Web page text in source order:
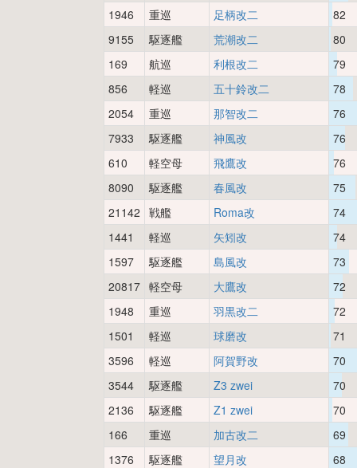
1946
重巡 足柄改二
82
9155
駆逐艦 荒潮改二
80
169
航巡 利根改二
79
856
軽巡 五十鈴改二
78
2054
重巡 那智改二
76
7933
駆逐艦 神風改
76
610
軽空母 飛鷹改
76
8090
駆逐艦 春風改
75
21142 戦艦 Roma改
74
1441
軽巡 矢矧改
74
1597
駆逐艦 島風改
73
20817 軽空母 大鷹改
72
1948
重巡 羽黒改二
72
1501
軽巡 球磨改
71
3596
軽巡 阿賀野改
70
3544
駆逐艦 Z3 zwei
70
2136
駆逐艦 Z1 zwei
70
166
重巡 加古改二
69
1376
駆逐艦 望月改
68